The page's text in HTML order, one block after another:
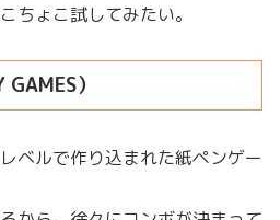
ちょこ試してみたい。
）
ベルで作り込まれた紙ペンゲー